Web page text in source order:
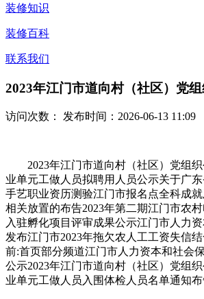
装修知识
装修百科
联系我们
2023年江门市道向村（社区）党
访问次数： 发布时间：2026-06-13 11:09
2023年江门市道向村（社区）党组织
业单元工做人员拟聘用人员公示关于广
手艺职业资历测验江门市报名点全科成
相关放置的布告2023年第二期江门市农
入驻孵化项目评审成果公示江门市人力
发布江门市2023年拖欠农人工工资失信
前:首页部分频道江门市人力资本和社会
公示2023年江门市道向村（社区）党组
业单元工做人员入围体检人员名单通知